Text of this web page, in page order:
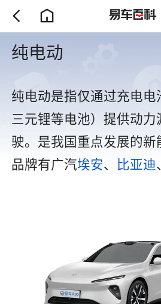
纯电动
纯电动是指仅通过充电电
三元锂等电池）提供动力
驶。是我国重点发展的新
品牌有广汽埃安、 比亚迪